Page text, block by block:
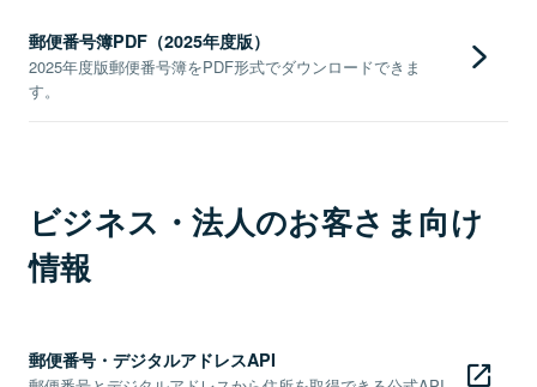
郵便番号簿PDF（2025年度版）
2025年度版郵便番号簿をPDF形式でダウンロードできま
す。
ビジネス・法人のお客さま向け
情報
郵便番号・デジタルアドレスAPI